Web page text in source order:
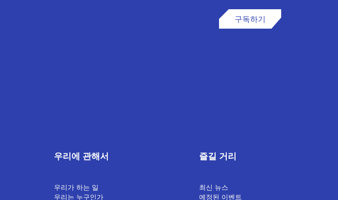
구독하기
우리에 관해서
우리가 하는 일
우리는 누구인가
즐길 거리
최신 뉴스
예정된 이벤트